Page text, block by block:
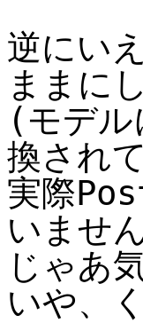
逆にい
ままに
(モデル
換され
実際
いませ
じゃあ
いや、